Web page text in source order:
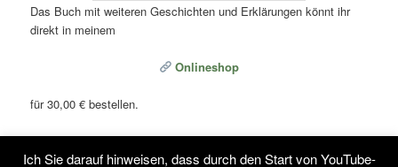
Das Buch mit weiteren Geschichten und Erklärungen könnt ihr
direkt in meinem
Onlineshop
für 30,00 € bestellen.
Liebe Grüße,
Ich Sie darauf hinweisen, dass durch den Start von YouTube-